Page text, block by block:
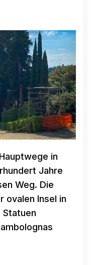
in
Jahre
Weg. Die
ovalen Insel in
Statuen